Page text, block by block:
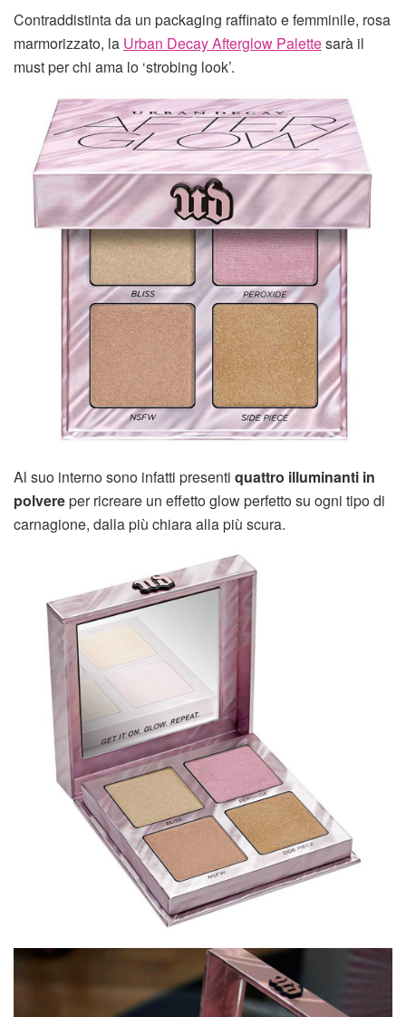
Contraddistinta da un packaging raffinato e femminile, rosa
marmorizzato, la Urban Decay Afterglow Palettesarà il
must per chi ama lo ‘strobing look’.
Al suo interno sono infatti presenti quattro illuminanti in
polvereper ricreare un effetto glow perfetto su ogni tipo di
carnagione, dalla più chiara alla più scura.